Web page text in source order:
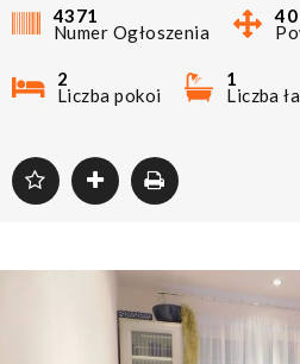
4371
Numer Ogłoszenia
40
2
Liczba pokoi
1
Liczba